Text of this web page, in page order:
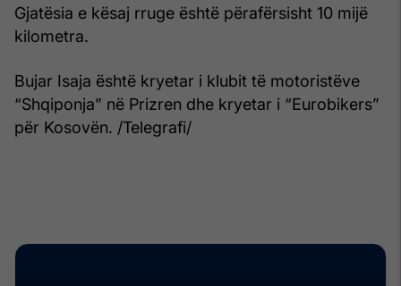
Gjatësia e kësaj rruge është përafërsisht 10 mijë
kilometra.
Bujar Isaja është kryetar i klubit të motoristëve
“Shqiponja” në Prizren dhe kryetar i “Eurobikers”
për Kosovën. /Telegrafi/